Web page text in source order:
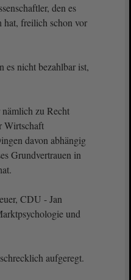
den es
hat, freilich schon vor
es nicht bezahlbar ist,
zu Recht
Wirtschaft
davon abhängig
Grundvertrauen in
CDU - Jan
und
aufgeregt.